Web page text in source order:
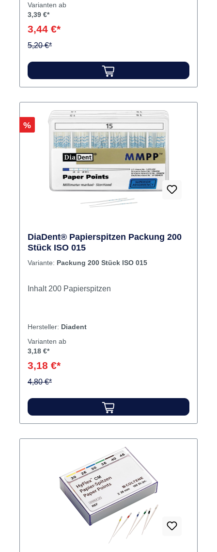
Varianten ab
3,39 €*
3,44 €*
5,20 €*
Rabatt
%
DiaDent® Papierspitzen Packung 200
Stück ISO 015
Variante: Packung 200 Stück ISO 015
Inhalt 200 Papierspitzen
Hersteller: Diadent
Varianten ab
3,18 €*
3,18 €*
4,80 €*